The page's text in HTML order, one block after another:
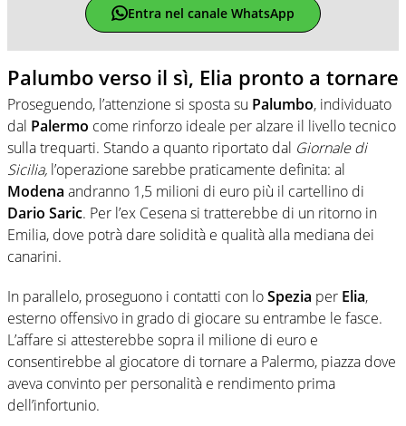
Entra nel canale WhatsApp
Palumbo verso il sì, Elia pronto a tornare
Proseguendo, l’attenzione si sposta su Palumbo, individuato
dal Palermo come rinforzo ideale per alzare il livello tecnico
sulla trequarti. Stando a quanto riportato dal Giornale di
Sicilia, l’operazione sarebbe praticamente definita: al
Modena andranno 1,5 milioni di euro più il cartellino di
Dario Saric. Per l’ex Cesena si tratterebbe di un ritorno in
Emilia, dove potrà dare solidità e qualità alla mediana dei
canarini.
In parallelo, proseguono i contatti con loSpezia per Elia,
esterno offensivo in grado di giocare su entrambe le fasce.
L’affare si attesterebbe sopra il milione di euro e
consentirebbe al giocatore di tornare a Palermo, piazza dove
aveva convinto per personalità e rendimento prima
dell’infortunio.